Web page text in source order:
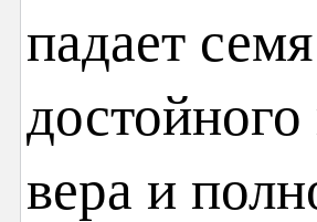
падает
вера и